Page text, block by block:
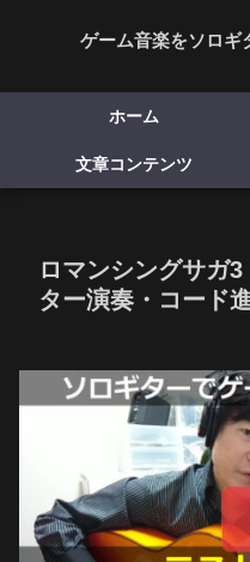
ゲーム音楽をソロギ
ホーム
文章コンテンツ
ロマンシングサガ
ター演奏・コード